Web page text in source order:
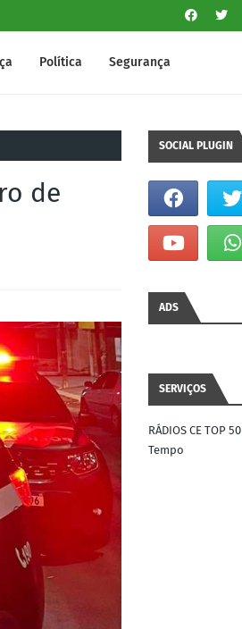
Política Segurança
de
SOCIAL PLUGIN
ADS
SERVIÇOS
RÁDIOS CE TOP 50
Tempo